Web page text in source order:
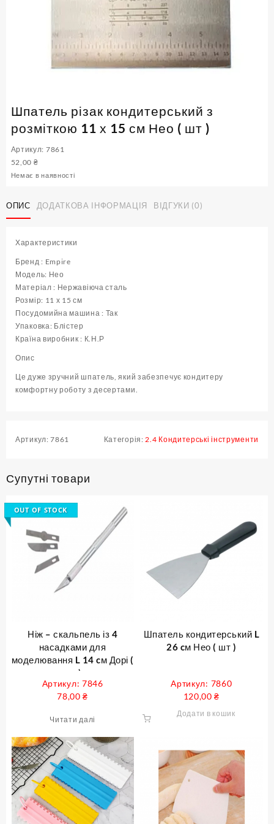
Шпатель різак кондитерський з
розміткою 11 х 15 см Нео ( шт )
Артикул: 7861
52,00 ₴
Немає в наявності
ОПИС ДОДАТКОВА ІНФОРМАЦІЯ ВІДГУКИ (0)
Характеристики
Бренд : Empire
Модель: Нео
Матеріал : Нержавіюча сталь
Розмір: 11 х 15 см
Посудомийна машина : Так
Упаковка: Блістер
Країна виробник : К.Н.Р
Опис
Це дуже зручний шпатель, який забезпечує кондитеру
комфортну роботу з десертами.
Артикул:7861 Категорія: 2.4 Кондитерські інструменти
Супутні товари
OUT OF STOCK
Ніж – скальпель із 4
насадками для
моделювання L 14 cм Дорі (
шт )
Артикул: 7846
78,00₴
Читати далі
Шпатель кондитерський L
26 cм Нео ( шт )
Артикул: 7860
120,00₴
Додати в кошик